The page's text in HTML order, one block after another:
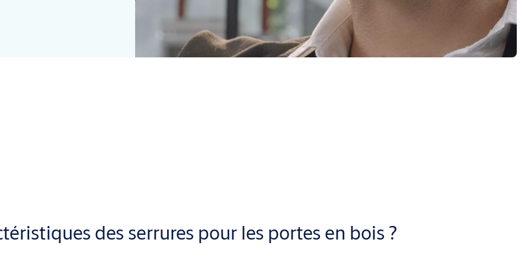
aux normes EN actuelles pour les applications professionnelles dans les bâtiments publics, les immeubles d’habitation
des serrures pour les portes en bois ?